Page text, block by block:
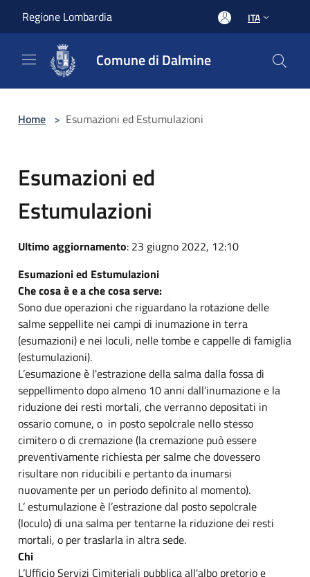
Regione Lombardia ITA
Comune di Dalmine
Home > Esumazioni ed Estumulazioni
Esumazioni ed
Estumulazioni
Ultimo aggiornamento: 23 giugno 2022, 12:10
Esumazioni ed Estumulazioni
Che cosa è e a che cosa serve:
Sono due operazioni che riguardano la rotazione delle
salme seppellite nei campi di inumazione in terra
(esumazioni) e nei loculi, nelle tombe e cappelle di famiglia
(estumulazioni).
L’esumazione è l'estrazione della salma dalla fossa di
seppellimento dopo almeno 10 anni dall’inumazione e la
riduzione dei resti mortali, che verranno depositati in
ossario comune, o in posto sepolcrale nello stesso
cimitero o di cremazione (la cremazione può essere
preventivamente richiesta per salme che dovessero
risultare non riducibili e pertanto da inumarsi
nuovamente per un periodo definito al momento).
L’ estumulazione è l’estrazione dal posto sepolcrale
(loculo) di una salma per tentarne la riduzione dei resti
mortali, o per traslarla in altra sede.
Chi
L’Ufficio Servizi Cimiteriali pubblica all'albo pretorio e